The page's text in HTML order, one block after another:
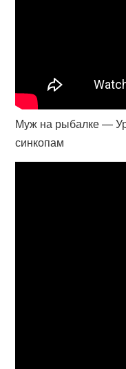
Муж на рыбалке —
синкопам